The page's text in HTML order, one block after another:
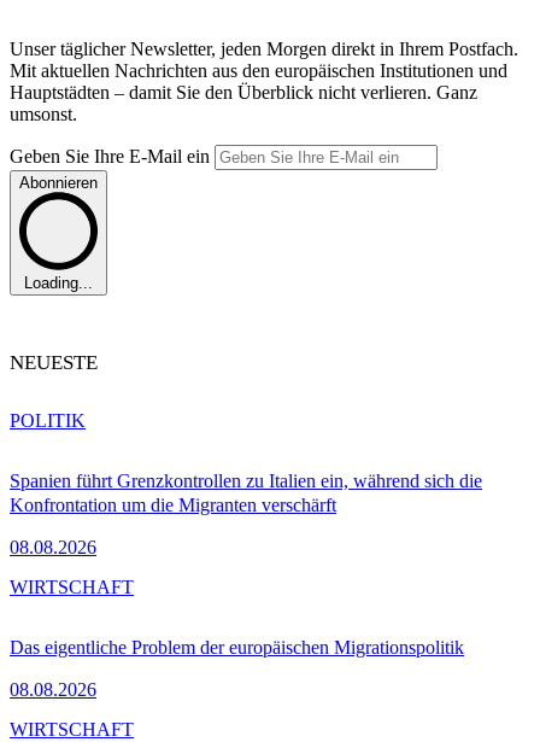
Unser täglicher Newsletter, jeden Morgen direkt in Ihrem Postfach.
Mit aktuellen Nachrichten aus den europäischen Institutionen und
Hauptstädten – damit Sie den Überblick nicht verlieren. Ganz
umsonst.
Geben Sie Ihre E-Mail ein
Abonnieren
Loading...
NEUESTE
Spanien führt Grenzkontrollen zu Italien ein, während sich die
Konfrontation um die Migranten verschärft
08.08.2026
POLITIK
Das eigentliche Problem der europäischen Migrationspolitik
08.08.2026
WIRTSCHAFT
WIRTSCHAFT